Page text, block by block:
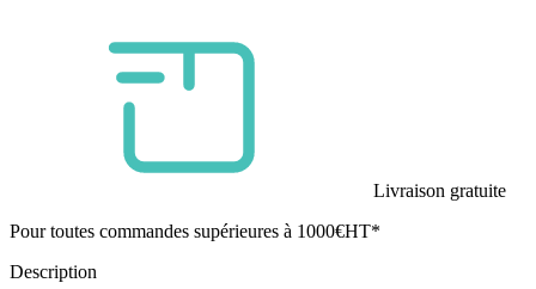
Livraison gratuite
Pour toutes commandes supérieures à 1000€HT*
Description